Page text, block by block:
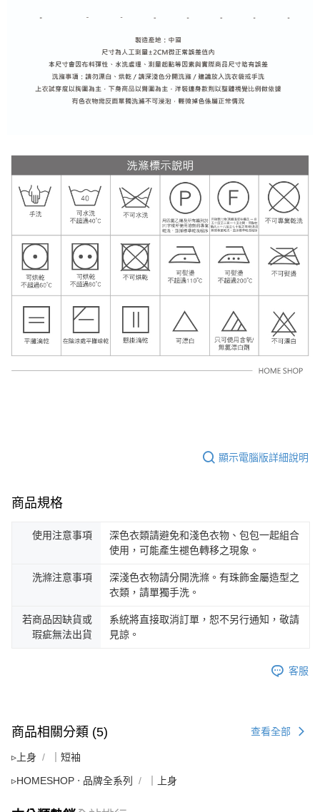
顯示電腦版詳細說明
商品規格
使用注意事項
深色衣類請避免和淺色衣物、包包一起組合
使用，可能產生褪色轉移之現象。
洗滌注意事項
深淺色衣物請分開洗滌。有珠飾金屬造型之
衣類，請單獨手洗。
若商品因缺貨或
瑕疵無法出貨
系統將直接取消訂單，恕不另行通知，敬請
見諒。
客服
商品相關分類 (5) 查看全部
▹上身 ｜短袖
▹HOMESHOP ‧ 品牌全系列 ｜上身